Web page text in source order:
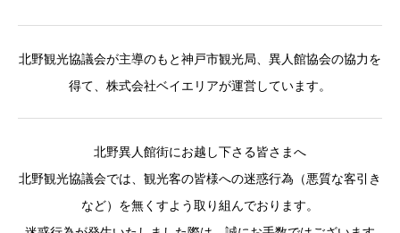
北野観光協議会が主導のもと神戸市観光局、異人館協会の協力を
得て、株式会社ベイエリアが運営しています。
北野異人館街にお越し下さる皆さまへ
北野観光協議会では、観光客の皆様への迷惑行為（悪質な客引き
など）を無くすよう取り組んでおります。